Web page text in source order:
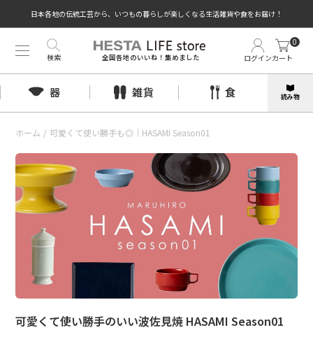
日本各地の伝統工芸から、いつもの暮らしが楽しくなる生活雑貨や食をお届け！
全国各地のいいね！集めました ログインカート
0
検索
器 雑貨 食 読み物
ホーム / 可愛くて使い勝手も◎｜HASAMI Season01
可愛くて使い勝手のいい波佐見焼 HASAMI Season01